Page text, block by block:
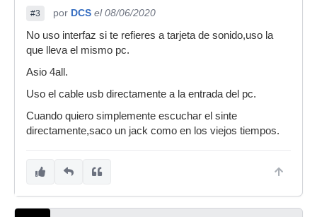
#3 por DCS el 08/06/2020
No uso interfaz si te refieres a tarjeta de sonido,uso la
que lleva el mismo pc.
Asio 4all.
Uso el cable usb directamente a la entrada del pc.
Cuando quiero simplemente escuchar el sinte
directamente,saco un jack como en los viejos tiempos.